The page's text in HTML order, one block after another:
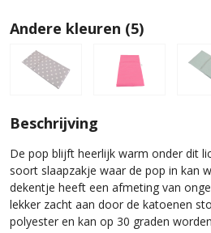
Andere kleuren (5)
Beschrijving
De pop blijft heerlijk warm onder dit
soort slaapzakje waar de pop in kan
dekentje heeft een afmeting van
lekker zacht aan door de katoenen
polyester en kan op 30 graden